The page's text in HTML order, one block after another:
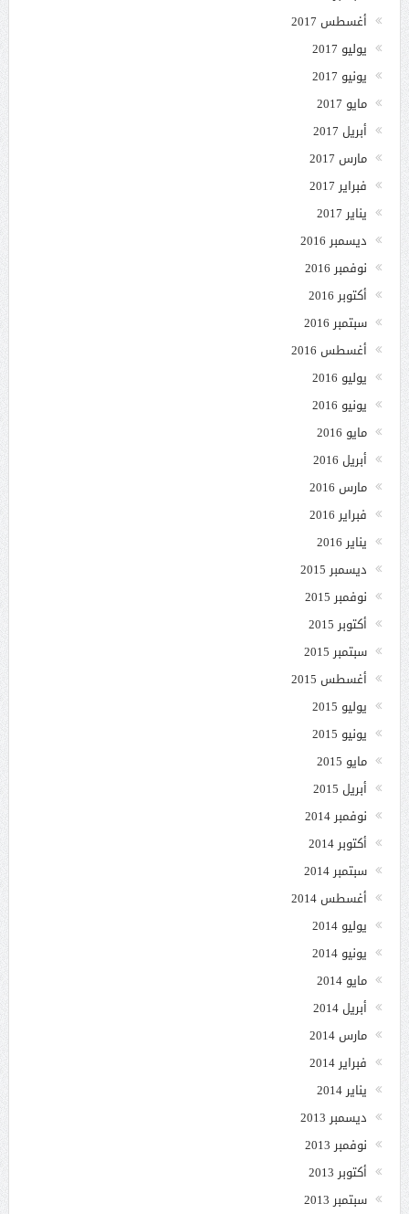
أغسطس 2017
يوليو 2017
يونيو 2017
مايو 2017
أبريل 2017
مارس 2017
فبراير 2017
يناير 2017
ديسمبر 2016
نوفمبر 2016
أكتوبر 2016
سبتمبر 2016
أغسطس 2016
يوليو 2016
يونيو 2016
مايو 2016
أبريل 2016
مارس 2016
فبراير 2016
يناير 2016
ديسمبر 2015
نوفمبر 2015
أكتوبر 2015
سبتمبر 2015
أغسطس 2015
يوليو 2015
يونيو 2015
مايو 2015
أبريل 2015
نوفمبر 2014
أكتوبر 2014
سبتمبر 2014
أغسطس 2014
يوليو 2014
يونيو 2014
مايو 2014
أبريل 2014
مارس 2014
فبراير 2014
يناير 2014
ديسمبر 2013
نوفمبر 2013
أكتوبر 2013
سبتمبر 2013